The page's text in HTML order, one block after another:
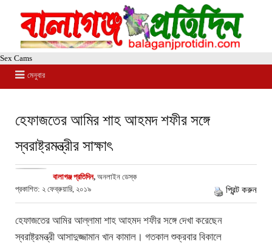
Sex Cams
মেনুবার
হেফাজতের আমির শাহ আহমদ শফীর সঙ্গে
স্বরাষ্ট্রমন্ত্রীর সাক্ষাৎ
বালাগঞ্জ প্রতিদিন, অনলাইন ডেস্ক
প্রকাশিত: ২ ফেব্রুয়ারি, ২০১৯
প্রিন্ট করুন
হেফাজতের আমির আল্লামা শাহ আহমদ শফীর সঙ্গে দেখা করেছেন
স্বরাষ্ট্রমন্ত্রী আসাদুজ্জামান খান কামাল। গতকাল শুক্রবার বিকালে